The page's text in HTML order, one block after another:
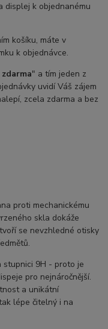
displej k objednanému
košíku, máte v
k objednávce.
" a tím jeden z
uvidí Váš zájem
zcela zdarma a bez
proti mechanickému
skla dokáže
se nevzhledné otisky
stupnici 9H - proto je
pro nejnáročnější.
a unikátní
lépe čitelný i na